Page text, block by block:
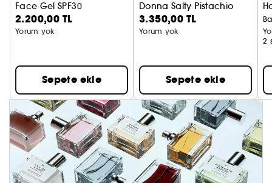
Face Gel SPF30
2.200,00 TL
Yorum yok
Sepete ekle
Donna Salty Pistachio
Saç ve Vücut Misti
3.350,00 TL
Yorum yok
Sepete ekle
2